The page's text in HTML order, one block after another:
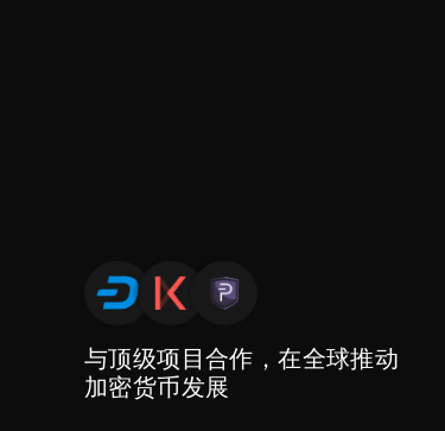
与顶级项目合作，在全球推动
加密货币发展